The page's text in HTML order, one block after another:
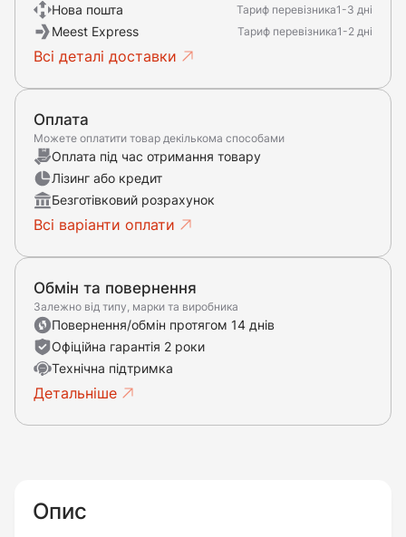
Нова пошта Тариф перевізника1-3 дні
Meest Express Тариф перевізника1-2 дні
Всі деталі доставки
Оплата
Можете оплатити товар декількома способами
Оплата під час отримання товару
Лізинг або кредит
Безготівковий розрахунок
Всі варіанти оплати
Обмін та повернення
Залежно від типу, марки та виробника
Повернення/обмін протягом 14 днів
Офіційна гарантія 2 роки
Технічна підтримка
Детальніше
Опис